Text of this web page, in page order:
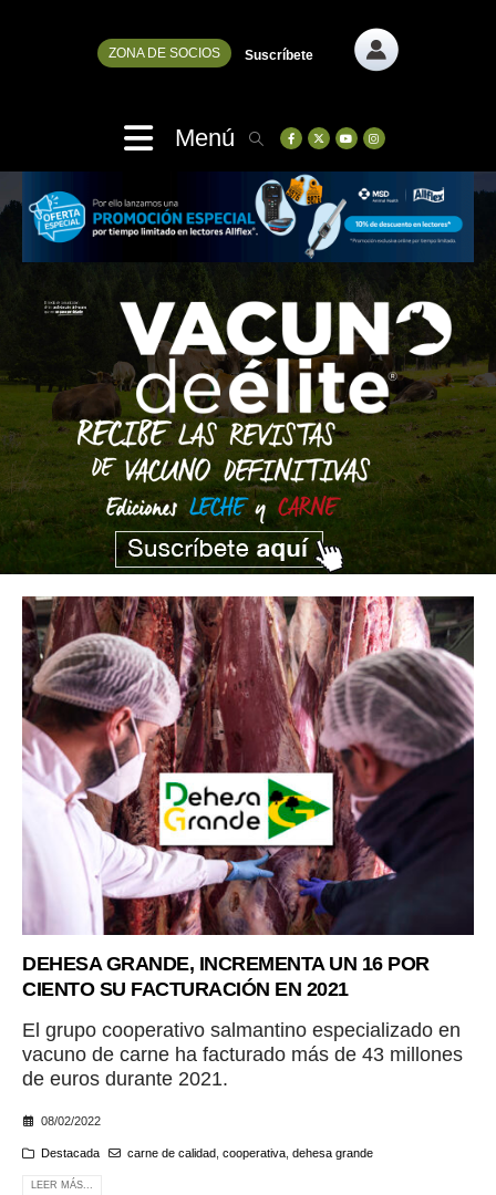
ZONA DE SOCIOS Suscríbete
Menú
DEHESA GRANDE, INCREMENTA UN 16 POR
CIENTO SU FACTURACIÓN EN 2021
El grupo cooperativo salmantino especializado en
vacuno de carne ha facturado más de 43 millones
de euros durante 2021.
08/02/2022
Destacada carne de calidad cooperativa, dehesa grande
LEER MÁS...